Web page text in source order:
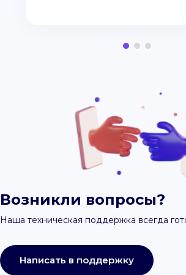
Возникли вопросы?
Наша техническая поддержка всегда
Написать в поддержку